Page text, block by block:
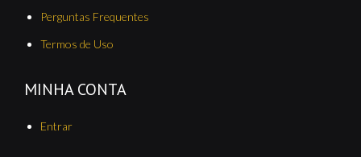
Perguntas Frequentes
Termos de Uso
MINHA CONTA
Entrar